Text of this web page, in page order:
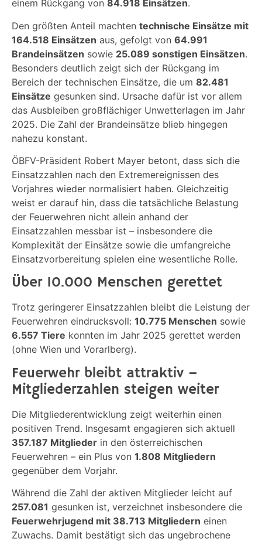
einem Rückgang von 84.918 Einsätzen.
Den größten Anteil machten technische Einsätze mit
164.518 Einsätzen aus, gefolgt von 64.991
Brandeinsätzen sowie 25.089 sonstigen Einsätzen.
Besonders deutlich zeigt sich der Rückgang im
Bereich der technischen Einsätze, die um 82.481
Einsätze gesunken sind. Ursache dafür ist vor allem
das Ausbleiben großflächiger Unwetterlagen im Jahr
2025. Die Zahl der Brandeinsätze blieb hingegen
nahezu konstant.
ÖBFV-Präsident Robert Mayer betont, dass sich die
Einsatzzahlen nach den Extremereignissen des
Vorjahres wieder normalisiert haben. Gleichzeitig
weist er darauf hin, dass die tatsächliche Belastung
der Feuerwehren nicht allein anhand der
Einsatzzahlen messbar ist – insbesondere die
Komplexität der Einsätze sowie die umfangreiche
Einsatzvorbereitung spielen eine wesentliche Rolle.
Über 10.000 Menschen gerettet
Trotz geringerer Einsatzzahlen bleibt die Leistung der
Feuerwehren eindrucksvoll: 10.775 Menschen sowie
6.557 Tiere konnten im Jahr 2025 gerettet werden
(ohne Wien und Vorarlberg).
Feuerwehr bleibt attraktiv –
Mitgliederzahlen steigen weiter
Die Mitgliederentwicklung zeigt weiterhin einen
positiven Trend. Insgesamt engagieren sich aktuell
357.187 Mitglieder in den österreichischen
Feuerwehren – ein Plus von 1.808 Mitgliedern
gegenüber dem Vorjahr.
Während die Zahl der aktiven Mitglieder leicht auf
257.081 gesunken ist, verzeichnet insbesondere die
Feuerwehrjugend mit 38.713 Mitgliedern einen
Zuwachs. Damit bestätigt sich das ungebrochene